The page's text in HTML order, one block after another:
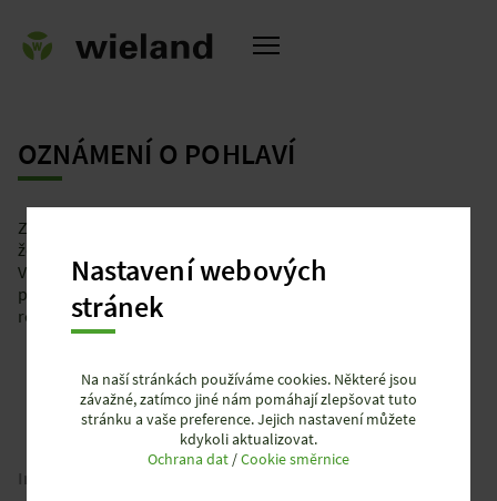
OZNÁMENÍ O POHLAVÍ
Z důvodu srozumitelnosti se jazykové formy mužského,
ženského a různého rodu (m/f/d) nepoužívají současně.
Všechny odkazy na osoby se vztahují stejně na všechna
pohlaví. Zkrácená jazyková forma je uvedena pouze z
redakčních důvodů a neznamená žádné hodnocení.
Imprint
Nastavení webových
stránek
Na naší stránkách používáme cookies. Některé jsou
závažné, zatímco jiné nám pomáhají zlepšovat tuto
stránku a vaše preference. Jejich nastavení můžete
kdykoli aktualizovat.
Ochrana dat /Cookie směrnice